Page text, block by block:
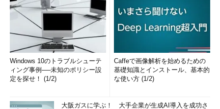
Windows 10のトラブルシューテ
ィング事例──未知のポリシー設
定を探せ！ (1/2)
Caffeで画像解析を始めるための
基礎知識とインストール、基本的
な使い方 (1/2)
大阪ガスに学ぶ！ 大手企業が生成AI導入を成功さ